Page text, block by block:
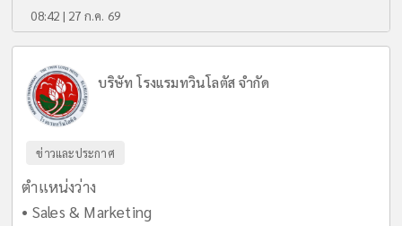
08:42 | 27 ก.ค. 69
บริษัท โรงแรมทวินโลตัส จำกัด
ข่าวและประกาศ
ตำแหน่งว่าง
• Sales & Marketing